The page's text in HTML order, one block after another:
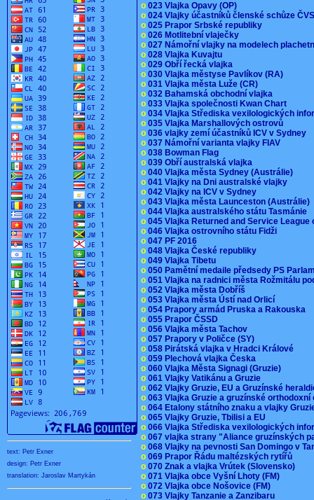
text: Petr Exner
design: Petr Exner
translation: Jaroslav Martykán
o 023 Vlajka Opavy (OP)
o 024 Vlajky účastníků členské schůze
o 025 Prapor Srbské republiky
o 026 Motlitební vlaječky
o 027 Námořní vlajky na modelech
o 028 Vlajka Kuvajtu
o 029 Obří řecká vlajka
o 030 Vlajka městyse Pavlíkov (RA)
o 031 Vlajka města Luže (CR)
o 032 Bahamská obchodní vlajka
o 033 Vlajka společnosti Kwan Chart
o 034 Vlajka Střediska vexilologických
o 035 Vlajka Marshallových ostrovů
o 036 vlajky zemí účastníků ICV v Sydney
o 037 Námořní varianta vlajky FIAV
o 038 Bowman Flag
o 039 Obří australská vlajka
o 040 Vlajka města Sydney (Austrálie)
o 041 Vlajky na Dni australské vlajky
o 042 Vlajky na ICV v Sydney
o 043 Vlajka města Launceston (Austrálie)
o 044 Vlajka australského státu Tasmánie
o 045 Vlajka Returned and Service
o 046 Vlajka ostrovního státu Fidži
o 047 PF 2016
o 048 Vlajka České republiky
o 049 Vlajka Tibetu
o 050 Pamětní medaile předsedy PS
o 051 Vlajka na radnici města Rožmitálu
o 052 Vlajka města Dobříš
o 053 Vlajka města Ústí nad Orlicí
o 054 Prapory armád Pruska a Rakouska
o 055 Prapor ČSSD
o 056 Vlajka města Tachov
o 057 Prapory v Poličce (SY)
o 058 Pirátská vlajka v Hradci Králové
o 059 Plechová vlajka Česka
o 060 Vlajka Města Signagi (Gruzie)
o 061 Vlajky Vatikánu a Gruzie
o 062 Vlajky Gruzie, EU a Gruzínské
o 063 Vlajka Gruzie a gruzínské
o 064 Etalony státního znaku a vlajky
o 065 Vlajky Gruzie, Tbilisi a EU
o 066 Vlajka Střediska vexilologických
o 067 vlajka strany "Aliance gruzínských
o 068 Vlajky na pevnosti San Domingo v
o 069 Prapor Řádu maltézských rytířů
o 070 Znak a vlajka Vrútek (Slovensko)
o 071 Vlajka obce Vyšní Lhoty (FM)
o 072 Vlajka obce Nošovice (FM)
o 073 Vlajky Tanzanie a Zanzibaru